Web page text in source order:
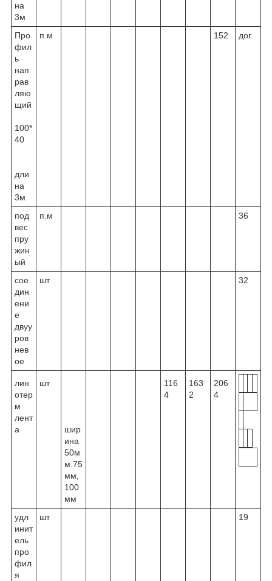
на
3м
Про
фил
ь
нап
рав
ляю
щий
100*
40
дли
на
3м
п.м 152 дог.
под
вес
пру
жин
ый
п.м 36
сое
дин
ени
е
двуу
ров
нев
ое
шт 32
лин
отер
м
лент
а
шт
шир
ина
50м
м.75
мм,
100
мм
116
4
163
2
206
4
удл
инит
ель
про
фил
я
шт 19